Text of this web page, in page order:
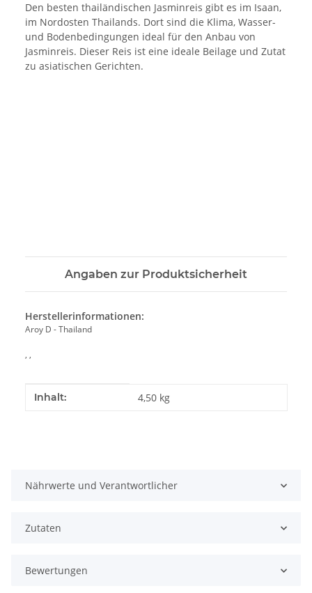
Den besten thailändischen Jasminreis gibt es im Isaan,
im Nordosten Thailands. Dort sind die Klima, Wasser-
und Bodenbedingungen ideal für den Anbau von
Jasminreis. Dieser Reis ist eine ideale Beilage und Zutat
zu asiatischen Gerichten.
Angaben zur Produktsicherheit
Herstellerinformationen:
Aroy D - Thailand
, ,
Produkteigenschaft
Wert
Inhalt: 4,50 kg
Nährwerte und Verantwortlicher
Zutaten
Bewertungen